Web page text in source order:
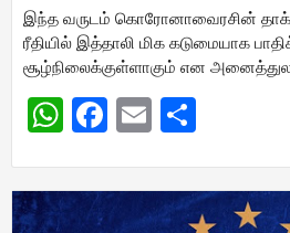
இந்த வருடம் கொரோனாவைரசின்
ரீதியில் இத்தாலி மிக கடுமையாக
சூழ்நிலைக்குள்ளாகும் என
WhatsApp
Facebook
Email